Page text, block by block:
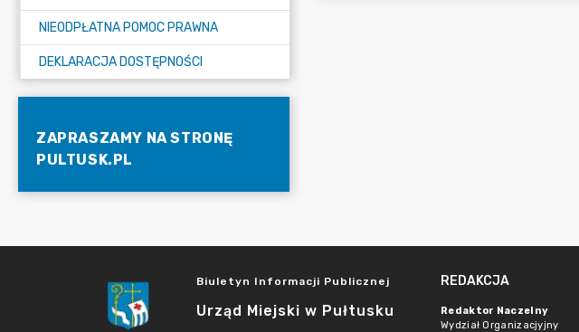
NIEODPŁATNA POMOC PRAWNA
DEKLARACJA DOSTĘPNOŚCI
ZAPRASZAMY NA STRONĘ
PULTUSK.PL
Biuletyn Informacji Publicznej
Urząd Miejski w Pułtusku
REDAKCJA
Redaktor Naczelny
Wydział Organizacjyjny